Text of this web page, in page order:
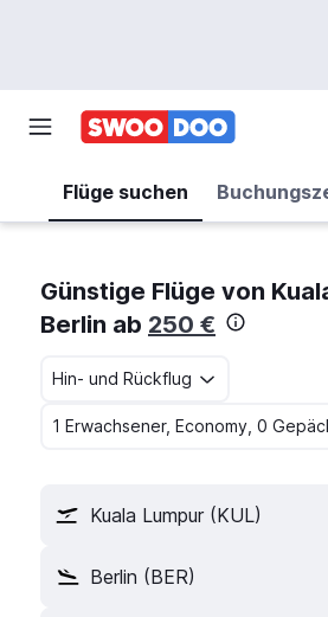
Flüge suchen
Günstige Flüge von
Berlin ab 250 €
Hin- und Rückflug
1 Erwachsener, Economy, 0
Kuala Lumpur (KUL)
Berlin (BER)